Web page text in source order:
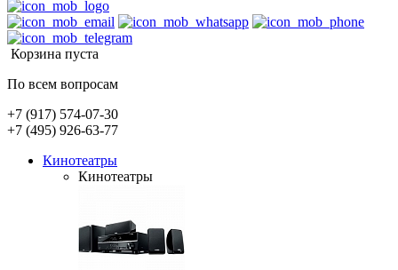
Корзина пуста
По всем вопросам
+7 (917) 574-07-30
+7 (495) 926-63-77
Кинотеатры
Кинотеатры